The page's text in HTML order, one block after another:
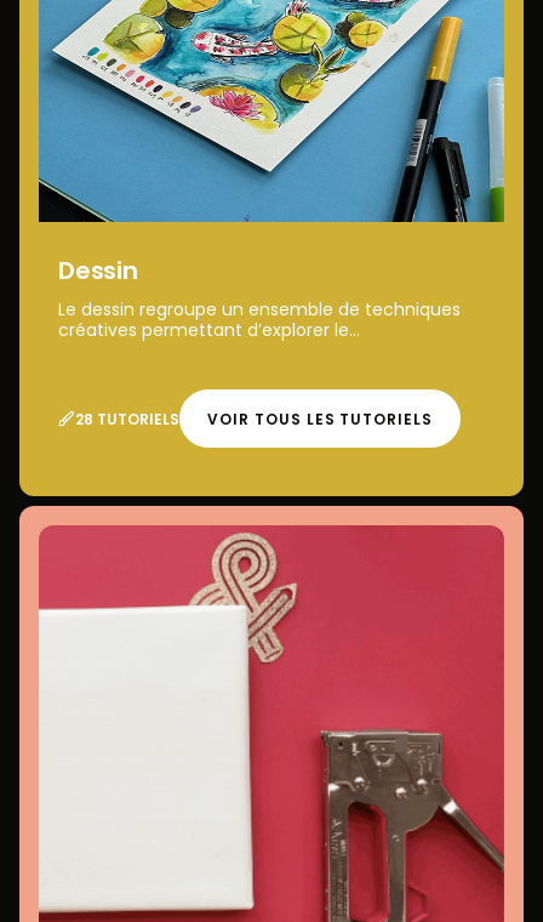
Dessin
Le dessin regroupe un ensemble de techniques
créatives permettant d’explorer le...
28 TUTORIELS VOIR TOUS LES TUTORIELS